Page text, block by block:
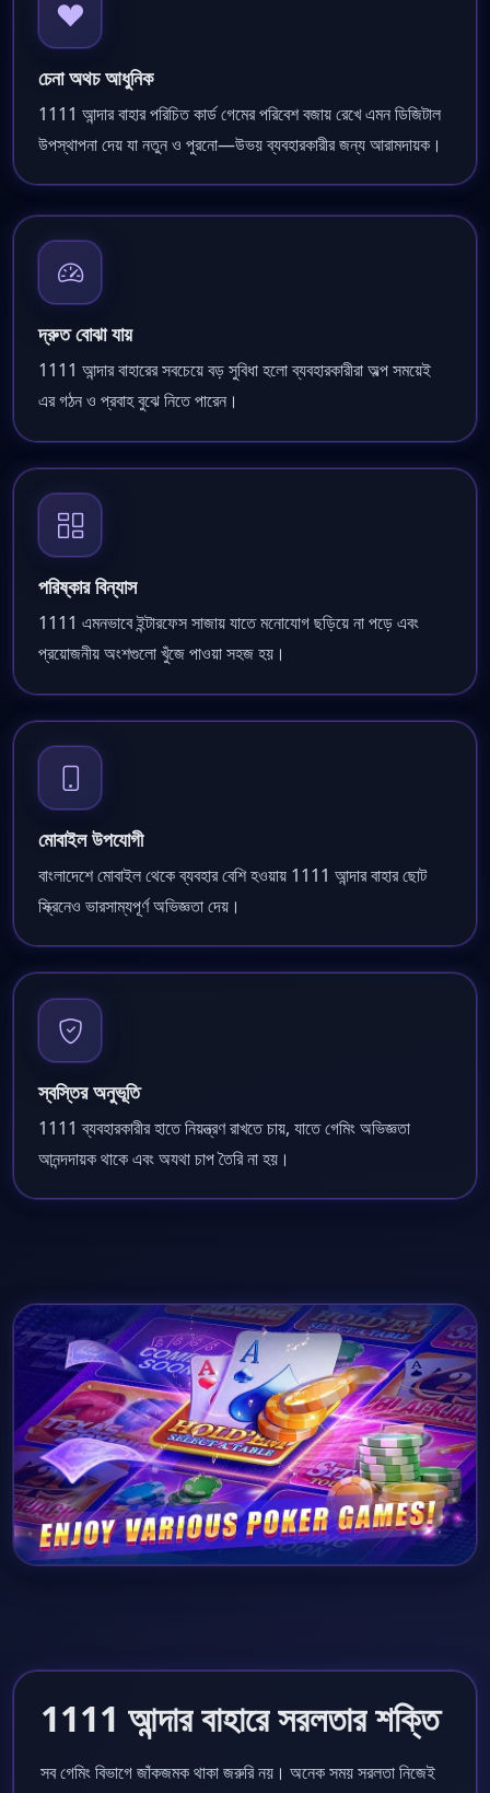
চেনা অথচ আধুনিক
1111 আন্দার বাহার পরিচিত কার্ড গেমের পরিবেশ বজায় রেখে এমন ডিজিটাল
উপস্থাপনা দেয় যা নতুন ও পুরনো—উভয় ব্যবহারকারীর জন্য আরামদায়ক।
দ্রুত বোঝা যায়
1111 আন্দার বাহারের সবচেয়ে বড় সুবিধা হলো ব্যবহারকারীরা অল্প সময়েই
এর গঠন ও প্রবাহ বুঝে নিতে পারেন।
পরিষ্কার বিন্যাস
1111 এমনভাবে ইন্টারফেস সাজায় যাতে মনোযোগ ছড়িয়ে না পড়ে এবং
প্রয়োজনীয় অংশগুলো খুঁজে পাওয়া সহজ হয়।
মোবাইল উপযোগী
বাংলাদেশে মোবাইল থেকে ব্যবহার বেশি হওয়ায় 1111 আন্দার বাহার ছোট
স্ক্রিনেও ভারসাম্যপূর্ণ অভিজ্ঞতা দেয়।
স্বস্তির অনুভূতি
1111 ব্যবহারকারীর হাতে নিয়ন্ত্রণ রাখতে চায়, যাতে গেমিং অভিজ্ঞতা
আনন্দদায়ক থাকে এবং অযথা চাপ তৈরি না হয়।
1111 আন্দার বাহারে সরলতার শক্তি
সব গেমিং বিভাগে জাঁকজমক থাকা জরুরি নয়। অনেক সময় সরলতা নিজেই